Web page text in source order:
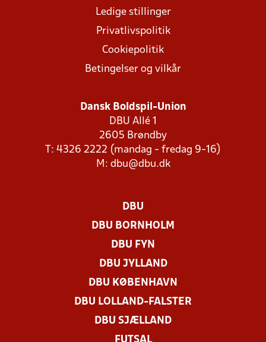
Ledige stillinger
Privatlivspolitik
Cookiepolitik
Betingelser og vilkår
Dansk Boldspil-Union
DBU Allé 1
2605 Brøndby
T: 4326 2222 (mandag - fredag 9-16)
M: dbu@dbu.dk
DBU
DBU BORNHOLM
DBU FYN
DBU JYLLAND
DBU KØBENHAVN
DBU LOLLAND-FALSTER
DBU SJÆLLAND